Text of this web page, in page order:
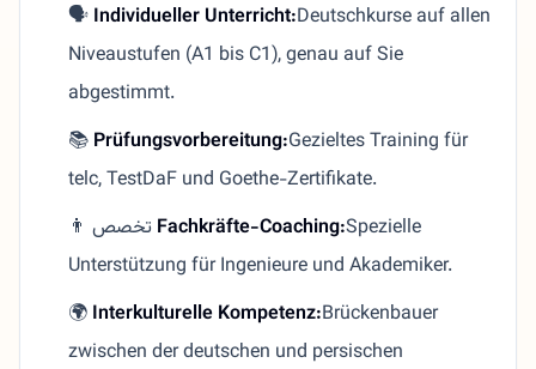
🗣️ Individueller Unterricht:Deutschkurse auf allen
Niveaustufen (A1 bis C1), genau auf Sie
abgestimmt.
📚 Prüfungsvorbereitung:Gezieltes Training für
telc, TestDaF und Goethe-Zertifikate.
Fachkräfte-Coaching:Spezielle
Unterstützung für Ingenieure und Akademiker.
🌍 Interkulturelle Kompetenz:Brückenbauer
zwischen der deutschen und persischen